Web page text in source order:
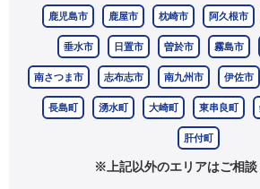
鹿児島市 鹿屋市 枕崎市 阿久根市
垂水市 日置市 曽於市 霧島市
南さつま市 志布志市 南九州市 伊佐市
長島町 湧水町 大崎町 東串良町
肝付町
※上記以外のエリアはご相談